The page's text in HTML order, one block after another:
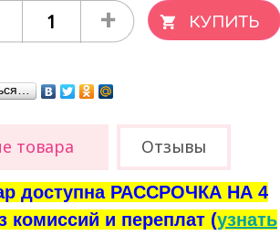
+
товара Отзывы
доступна РАССРОЧКА НА 4
и переплат (узнать